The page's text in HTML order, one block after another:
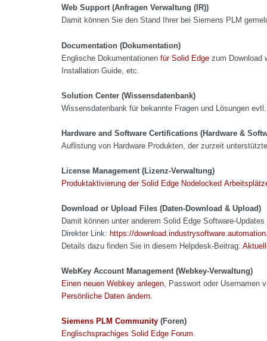
Web Support (Anfragen Verwaltung (IR))
Damit können Sie den Stand Ihrer bei Siemens PLM
Documentation (Dokumentation)
Englische Dokumentationenfür Solid Edgezum Download
Installation Guide, etc.
Solution Center (Wissensdatenbank)
Wissensdatenbank für bekannte Fragen und Lösungen
Hardware and Software Certifications (Hardware &
Auflistung von Hardware Produkten, der zurzeit
License Management (Lizenz-Verwaltung)
Produktaktivierung der Solid Edge Nodelocked
Download or Upload Files (Daten-Download & Upload)
Damit können unter anderem Solid Edge Software-
Direkter Link: https://
Details dazu finden Sie in diesem Helpdesk-Beitrag:
WebKey Account Management (Webkey-Verwaltung)
Einen neuen Webkey anlegen, Passwort oder Usernamen
Persönliche Daten ändern.
Siemens PLM Community (Foren)
Englischsprachiges Solid Edge Forum.